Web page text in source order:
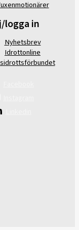
logga in
Nyhetsbrev
Idrottonline